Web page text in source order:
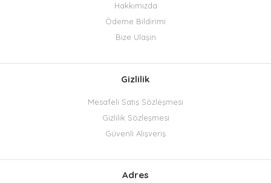
Hakkımızda
Ödeme Bildirimi
Bize Ulaşın
Gizlilik
Mesafeli Satış Sözleşmesi
Gizlilik Sözleşmesi
Güvenli Alışveriş
Adres